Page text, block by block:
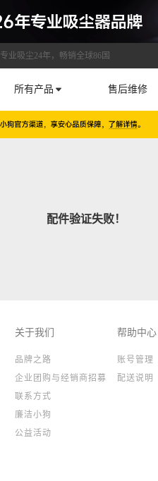
专业吸尘24年，畅销全球86国
所有产品 售后维修
配件验证失败！
关于我们
品牌之路
企业团购与经销商招募
联系方式
廉洁小狗
公益活动
帮助中心
账号管理
配送说明